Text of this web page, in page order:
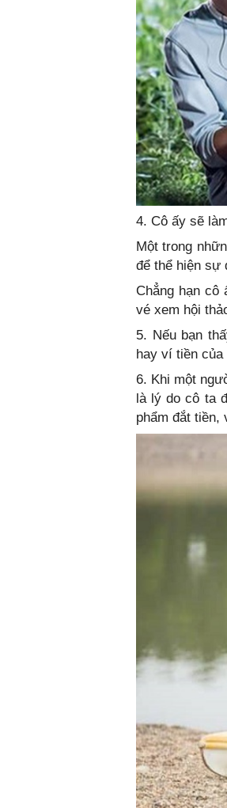
4. Cô ấy sẽ
Một trong
để thể hiện sự
Chẳng hạn cô
vé xem hội
5. Nếu bạn
hay ví tiền
6. Khi một
là lý do cô ta
phẩm đắt tiền,